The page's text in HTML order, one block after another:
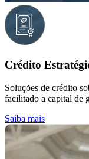
Crédito
Soluções de crédito
facilitado a capital de
Saiba mais